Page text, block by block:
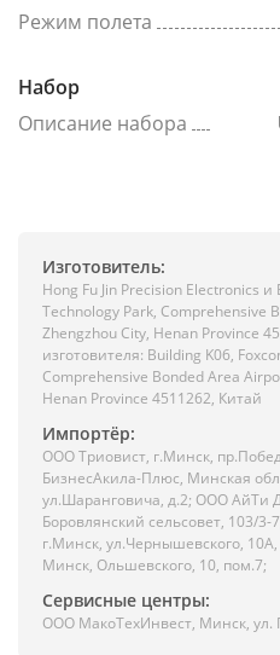
Режим полета
Набор
Описание набора
Изготовитель:
Hong Fu Jin Precision Electronics и
Technology Park, Comprehensive
Zhengzhou City, Henan Province
изготовителя: Building K06,
Comprehensive Bonded Area
Henan Province 4511262, Китай
Импортёр:
ООО Триовист, г.Минск,
БизнесАкила-Плюс, Минская
ул.Шаранговича, д.2; ООО АйТи
Боровлянский сельсовет, 103/
г.Минск, ул.Чернышевского,
Минск, Ольшевского, 10, пом.7;
Сервисные центры:
ООО МакоТехИнвест, Минск, ул.